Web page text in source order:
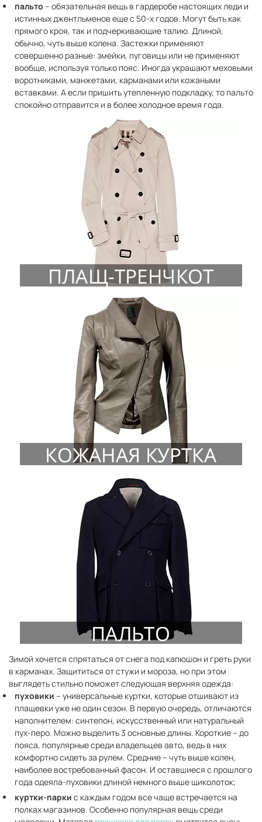
пальто – обязательная вещь в гардеробе настоящих леди и
истинных джентльменов еще с 50-х годов. Могут быть как
прямого кроя, так и подчеркивающие талию. Длиной,
обычно, чуть выше колена. Застежки применяют
совершенно разные: змейки, пуговицы или не применяют
вообще, используя только пояс. Иногда украшают меховыми
воротниками, манжетами, карманами или кожаными
вставками. А если пришить утепленную подкладку, то пальто
спокойно отправится и в более холодное время года.
Зимой хочется спрятаться от снега под капюшон и греть руки
в карманах. Защититься от стужи и мороза, но при этом
выглядеть стильно поможет следующая верхняя одежда:
пуховики – универсальные куртки, которые отшивают из
плащевки уже не один сезон. В первую очередь, отличаются
наполнителем: синтепон, искусственный или натуральный
пух-перо. Можно выделить 3 основные длины. Короткие – до
пояса, популярные среди владельцев авто, ведь в них
комфортно сидеть за рулем. Средние – чуть выше колен,
наиболее востребованный фасон. И оставшиеся с прошлого
года одеяла-пуховики длиной немного выше щиколоток;
куртки-парки с каждым годом все чаще встречается на
полках магазинов. Особенно популярная вещь среди